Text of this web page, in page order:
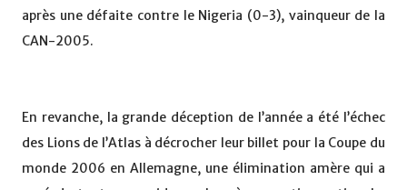
après une défaite contre le Nigeria (0-3), vainqueur de la
CAN-2005.
En revanche, la grande déception de l’année a été l’échec
des Lions de l’Atlas à décrocher leur billet pour la Coupe du
monde 2006 en Allemagne, une élimination amère qui a